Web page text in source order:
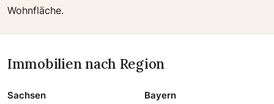
Wohnfläche.
Immobilien nach Region
Sachsen Bayern